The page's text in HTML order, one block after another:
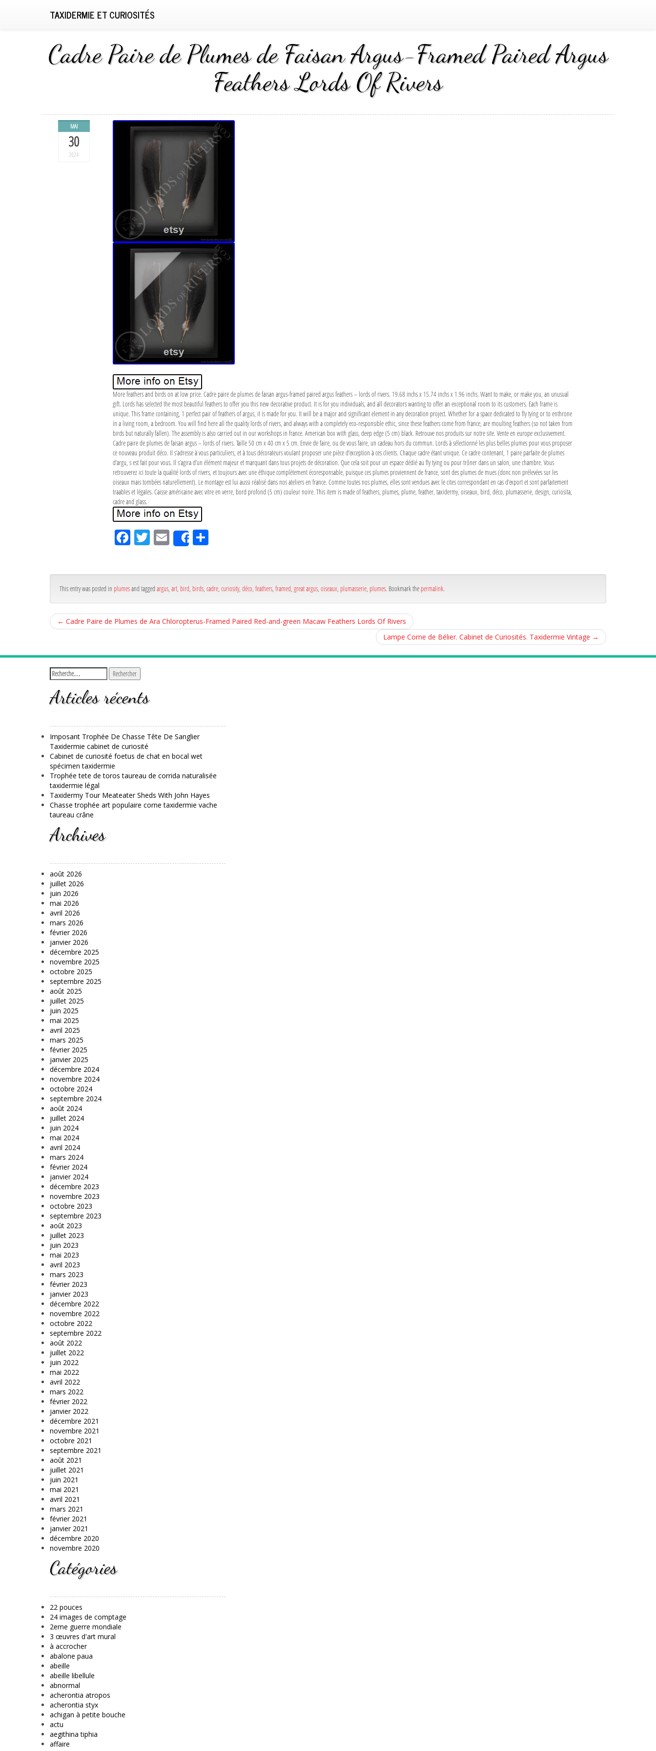
TAXIDERMIE ET CURIOSITÉS
Cadre Paire de Plumes de Faisan Argus-Framed Paired Argus
Feathers Lords Of Rivers
MAI
30
2024
More feathers and birds on at low price. Cadre paire de plumes de faisan argus-framed paired argus feathers – lords of rivers. 19.68 inchs x 15.74 inchs x 1.96 inchs. Want to make, or make you, an unusual
gift. Lords has selected the most beautiful feathers to offer you this new decorative product. It is for you individuals, and all decorators wanting to offer an exceptional room to its customers. Each frame is
unique. This frame containing, 1 perfect pair of feathers of argus, it is made for you. It will be a major and significant element in any decoration project. Whether for a space dedicated to fly tying or to enthrone
in a living room, a bedroom. You will find here all the quality lords of rivers, and always with a completely eco-responsible ethic, since these feathers come from france, are moulting feathers (so not taken from
birds but naturally fallen). The assembly is also carried out in our workshops in france. American box with glass, deep edge (5 cm) black. Retrouve nos produits sur notre site. Vente en europe exclusivement.
Cadre paire de plumes de faisan argus – lords of rivers. Taille 50 cm x 40 cm x 5 cm. Envie de faire, ou de vous faire, un cadeau hors du commun. Lords à sélectionné les plus belles plumes pour vous proposer
ce nouveau produit déco. Il s’adresse à vous particuliers, et à tous décorateurs voulant proposer une pièce d’exception à ces clients. Chaque cadre étant unique. Ce cadre contenant, 1 paire parfaite de plumes
d’argu, s est fait pour vous. Il s’agira d’un élément majeur et marquant dans tous projets de décoration. Que cela soit pour un espace dédié au fly tying ou pour trôner dans un salon, une chambre. Vous
retrouverez ici toute la qualité lords of rivers, et toujours avec une éthique complètement écoresponsable, puisque ces plumes proviennent de france, sont des plumes de mues (donc non prélevées sur les
oiseaux mais tombées naturellement). Le montage est lui aussi réalisé dans nos ateliers en france. Comme toutes nos plumes, elles sont vendues avec le cites correspondant en cas d’export et sont parfaitement
traables et légales. Caisse américaine avec vitre en verre, bord profond (5 cm) couleur noire. This item is made of feathers, plumes, plume, feather, taxidermy, oiseaux, bird, déco, plumasserie, design, curiosita,
cadre and glass.
Fa
ce
ok
Tw
itt
Em
ail
Share
Pa
r
This entry was posted in plumesand tagged argus art bird birds cadre curiosity, déco feathers framed great argus oiseaux plumasserie plumes. Bookmark the permalink.
← Cadre Paire de Plumes de Ara Chloropterus-Framed Paired Red-and-green Macaw Feathers Lords Of Rivers
Lampe Corne de Bélier. Cabinet de Curiosités. Taxidermie Vintage →
Articles récents
Imposant Trophée De Chasse Tête De Sanglier
Taxidermie cabinet de curiosité
Cabinet de curiosité foetus de chat en bocal wet
spécimen taxidermie
Trophée tete de toros taureau de corrida naturalisée
taxidermie légal
Taxidermy Tour Meateater Sheds With John Hayes
Chasse trophée art populaire corne taxidermie vache
taureau crâne
Archives
août 2026
juillet 2026
juin 2026
mai 2026
avril 2026
mars 2026
février 2026
janvier 2026
décembre 2025
novembre 2025
octobre 2025
septembre 2025
août 2025
juillet 2025
juin 2025
mai 2025
avril 2025
mars 2025
février 2025
janvier 2025
décembre 2024
novembre 2024
octobre 2024
septembre 2024
août 2024
juillet 2024
juin 2024
mai 2024
avril 2024
mars 2024
février 2024
janvier 2024
décembre 2023
novembre 2023
octobre 2023
septembre 2023
août 2023
juillet 2023
juin 2023
mai 2023
avril 2023
mars 2023
février 2023
janvier 2023
décembre 2022
novembre 2022
octobre 2022
septembre 2022
août 2022
juillet 2022
juin 2022
mai 2022
avril 2022
mars 2022
février 2022
janvier 2022
décembre 2021
novembre 2021
octobre 2021
septembre 2021
août 2021
juillet 2021
juin 2021
mai 2021
avril 2021
mars 2021
février 2021
janvier 2021
décembre 2020
novembre 2020
Catégories
22 pouces
24 images de comptage
2eme guerre mondiale
3 œuvres d'art mural
à accrocher
abalone paua
abeille
abeille libellule
abnormal
acherontia atropos
acherontia styx
achigan à petite bouche
actu
aegithina tiphia
affaire